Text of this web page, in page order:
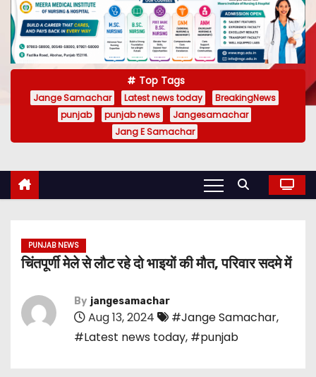
Top Tags
Jange Samachar Latest news today
BreakingNews
punjab
punjab news
Jangesamachar
Jang E Samachar
PUNJAB NEWS
चिंतपूर्णी मेले से लौट रहे दो भाइयों की मौत, परिवार सदमे में
By jangesamachar
Aug 13, 2024 #Jange Samachar,
#Latest news today, #punjab